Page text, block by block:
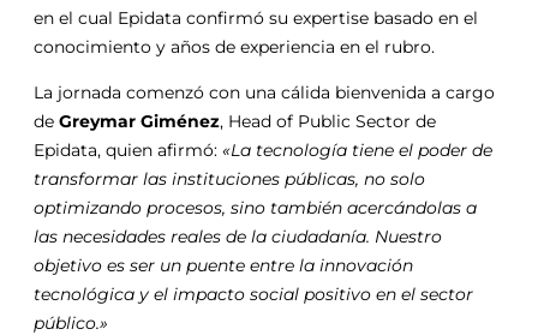
en el cual Epidata confirmó su expertise basado en el
conocimiento y años de experiencia en el rubro.
La jornada comenzó con una cálida bienvenida a cargo
de Greymar Giménez, Head of Public Sector de
Epidata, quien afirmó: «La tecnología tiene el poder de
transformar las instituciones públicas, no solo
optimizando procesos, sino también acercándolas a
las necesidades reales de la ciudadanía. Nuestro
objetivo es ser un puente entre la innovación
tecnológica y el impacto social positivo en el sector
público.»